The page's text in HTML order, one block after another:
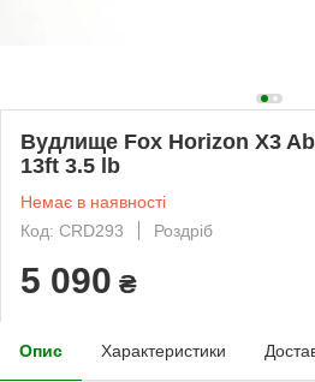
Вудлище Fox Horizon X3
13ft 3.5 lb
Немає в наявності
Код: CRD293
Роздріб
5 090 ₴
Опис Характеристики